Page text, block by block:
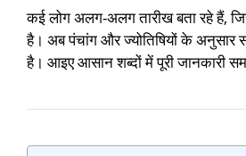
कई लोग अलग-अलग तारीख बता रहे हैं,
है। अब पंचांग और ज्योतिषियों के अनुसार
है। आइए आसान शब्दों में पूरी जानकारी